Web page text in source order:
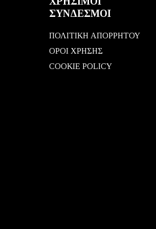
ΣΥΝΔΕΣΜΟΙ
ΠΟΛΙΤΙΚΗ ΑΠΟΡΡΗΤΟΥ
ΟΡΟΙ ΧΡΗΣΗΣ
COOKIE POLICY